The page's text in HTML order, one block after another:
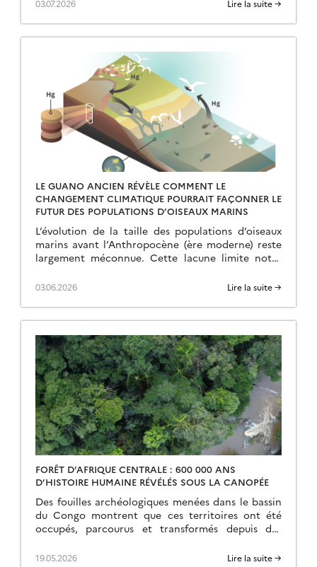
03.07.2026 Lire la suite →
LE GUANO ANCIEN RÉVÈLE COMMENT LE
CHANGEMENT CLIMATIQUE POURRAIT FAÇONNER LE
FUTUR DES POPULATIONS D’OISEAUX MARINS
L’évolution de la taille des populations d’oiseaux
marins avant l’Anthropocène (ère moderne) reste
largement méconnue. Cette lacune limite notre
capacité à prédire les conséquences […]
03.06.2026 Lire la suite →
FORÊT D’AFRIQUE CENTRALE : 600 000 ANS
D’HISTOIRE HUMAINE RÉVÉLÉS SOUS LA CANOPÉE
Des fouilles archéologiques menées dans le bassin
du Congo montrent que ces territoires ont été
occupés, parcourus et transformés depuis des
grande […]
19.05.2026 Lire la suite →